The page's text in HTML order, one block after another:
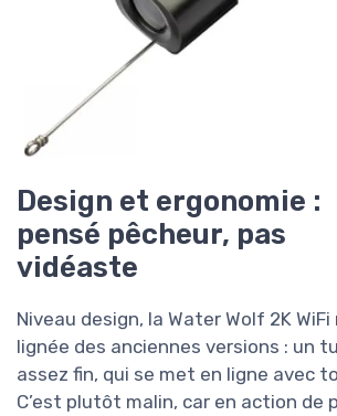
Design et ergonomie :
pensé pêcheur, pas
vidéaste
Niveau design, la Water Wolf 2K
lignée des anciennes versions : un
assez fin, qui se met en ligne avec
C’est plutôt malin, car en action de